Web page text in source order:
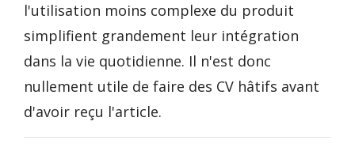
l'utilisation moins complexe du produit
simplifient grandement leur intégration
dans la vie quotidienne. Il n'est donc
nullement utile de faire des CV hâtifs avant
d'avoir reçu l'article.